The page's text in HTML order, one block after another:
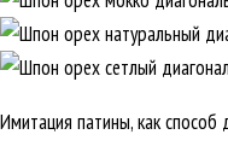
Имитация патины, как